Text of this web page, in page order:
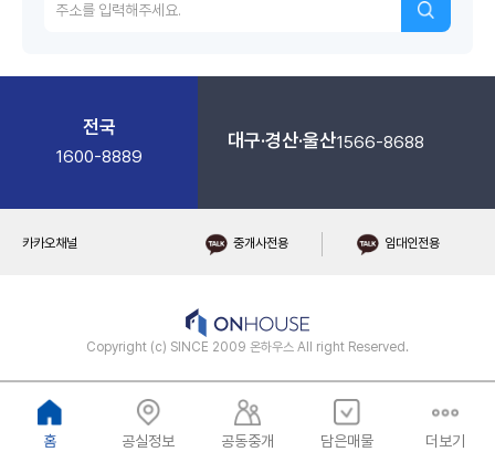
전국
1600-8889
대구·경산·울산1566-8688
카카오채널 중개사전용 임대인전용
Copyright (c) SINCE 2009 온하우스 All right Reserved.
홈 공실정보 공동중개 담은매물 더보기